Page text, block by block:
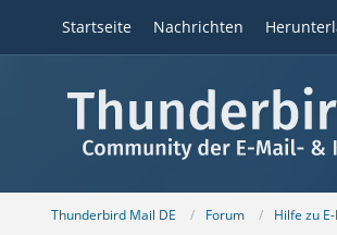
Startseite Nachrichten
Thunderbird Mail DE Forum Hilfe zu